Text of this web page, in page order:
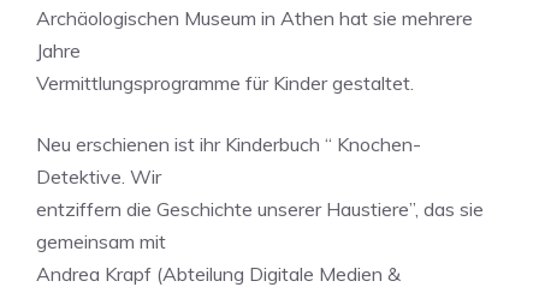
Archäologischen Museum in Athen hat sie mehrere
Jahre
Vermittlungsprogramme für Kinder gestaltet.
Neu erschienen ist ihr Kinderbuch “ Knochen-
Detektive. Wir
entziffern die Geschichte unserer Haustiere”, das sie
gemeinsam mit
Andrea Krapf (Abteilung Digitale Medien &